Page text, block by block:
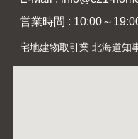
営業時間 : 10:00～
宅地建物取引業 北海道知